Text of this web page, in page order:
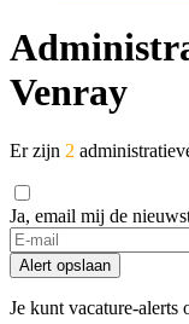
Venray
Er zijn 2
Ja, email mij de
If
you
are
a
Alert opslaan
Je kunt vacature-alerts